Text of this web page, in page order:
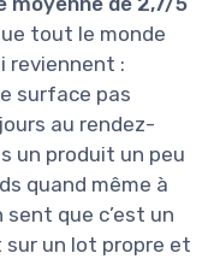
tout le monde
reviennent :
surface pas
au rendez-
un produit un peu
quand même à
que c’est un
un lot propre et